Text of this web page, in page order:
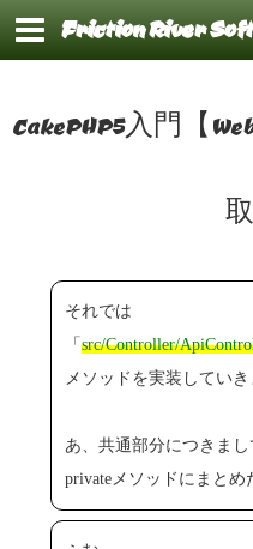
Friction River
CakePHP5入門【
それでは
「src/Controller/
メソッドを実装していき
あ、共通部分につきま
privateメソッドにまとめ